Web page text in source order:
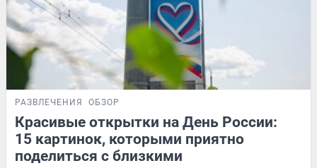
РАЗВЛЕЧЕНИЯ ОБЗОР
Красивые открытки на День России:
15 картинок, которыми приятно
поделиться с близкими